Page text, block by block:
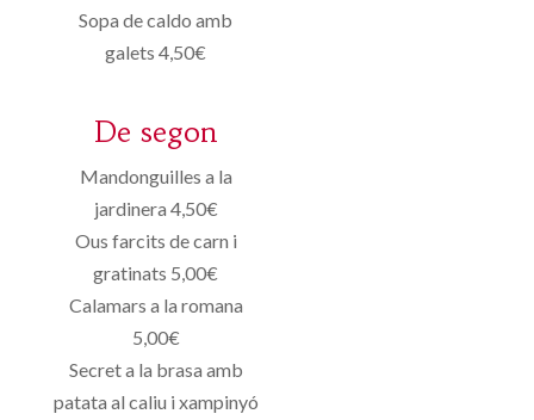
Sopa de caldo amb
galets 4,50€
De segon
Mandonguilles a la
jardinera 4,50€
Ous farcits de carn i
gratinats 5,00€
Calamars a la romana
5,00€
Secret a la brasa amb
patata al caliu i xampinyó